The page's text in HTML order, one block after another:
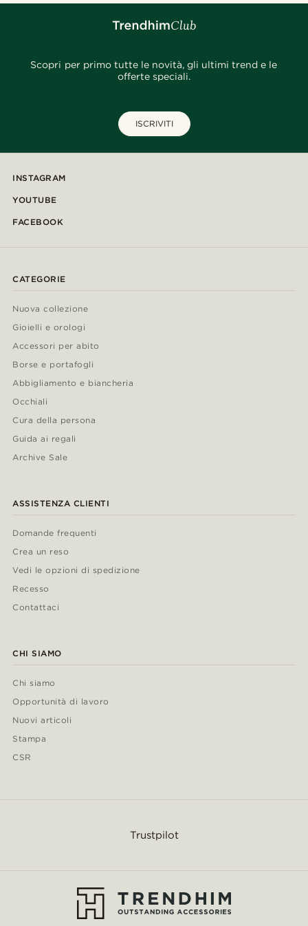
Scopri per primo tutte le novità, gli ultimi trend e le
offerte speciali.
ISCRIVITI
INSTAGRAM
YOUTUBE
FACEBOOK
CATEGORIE
Nuova collezione
Gioielli e orologi
Accessori per abito
Borse e portafogli
Abbigliamento e biancheria
Occhiali
Cura della persona
Guida ai regali
Archive Sale
ASSISTENZA CLIENTI
Domande frequenti
Crea un reso
Vedi le opzioni di spedizione
Recesso
Contattaci
CHI SIAMO
Chi siamo
Opportunità di lavoro
Nuovi articoli
Stampa
CSR
Trustpilot